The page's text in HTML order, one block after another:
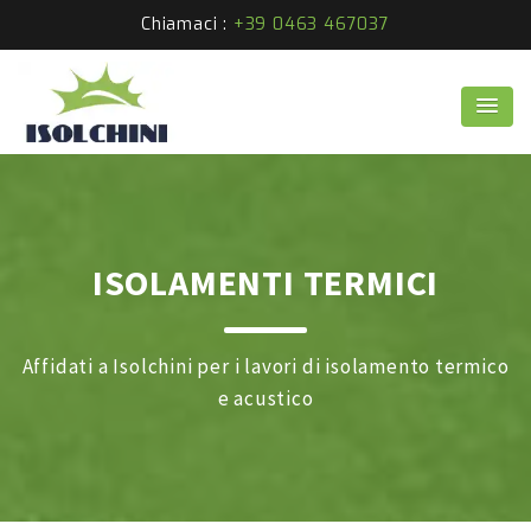
Chiamaci : +39 0463 467037
ISOLAMENTI TERMICI
Affidati a Isolchini per i lavori di isolamento termico
e acustico